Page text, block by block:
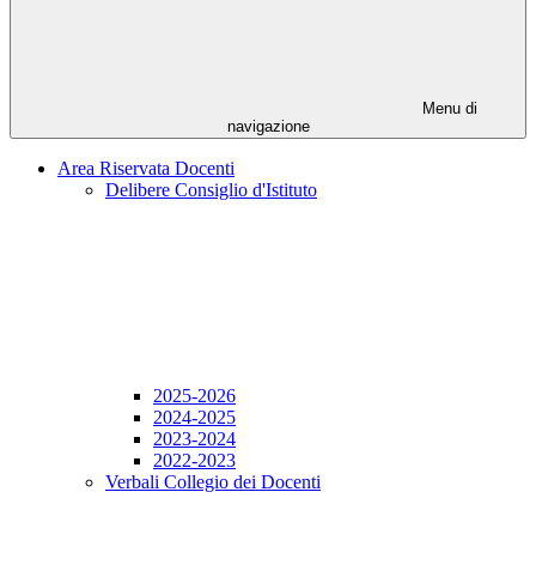
Menu di
navigazione
Area Riservata Docenti
Delibere Consiglio d'Istituto
2025-2026
2024-2025
2023-2024
2022-2023
Verbali Collegio dei Docenti